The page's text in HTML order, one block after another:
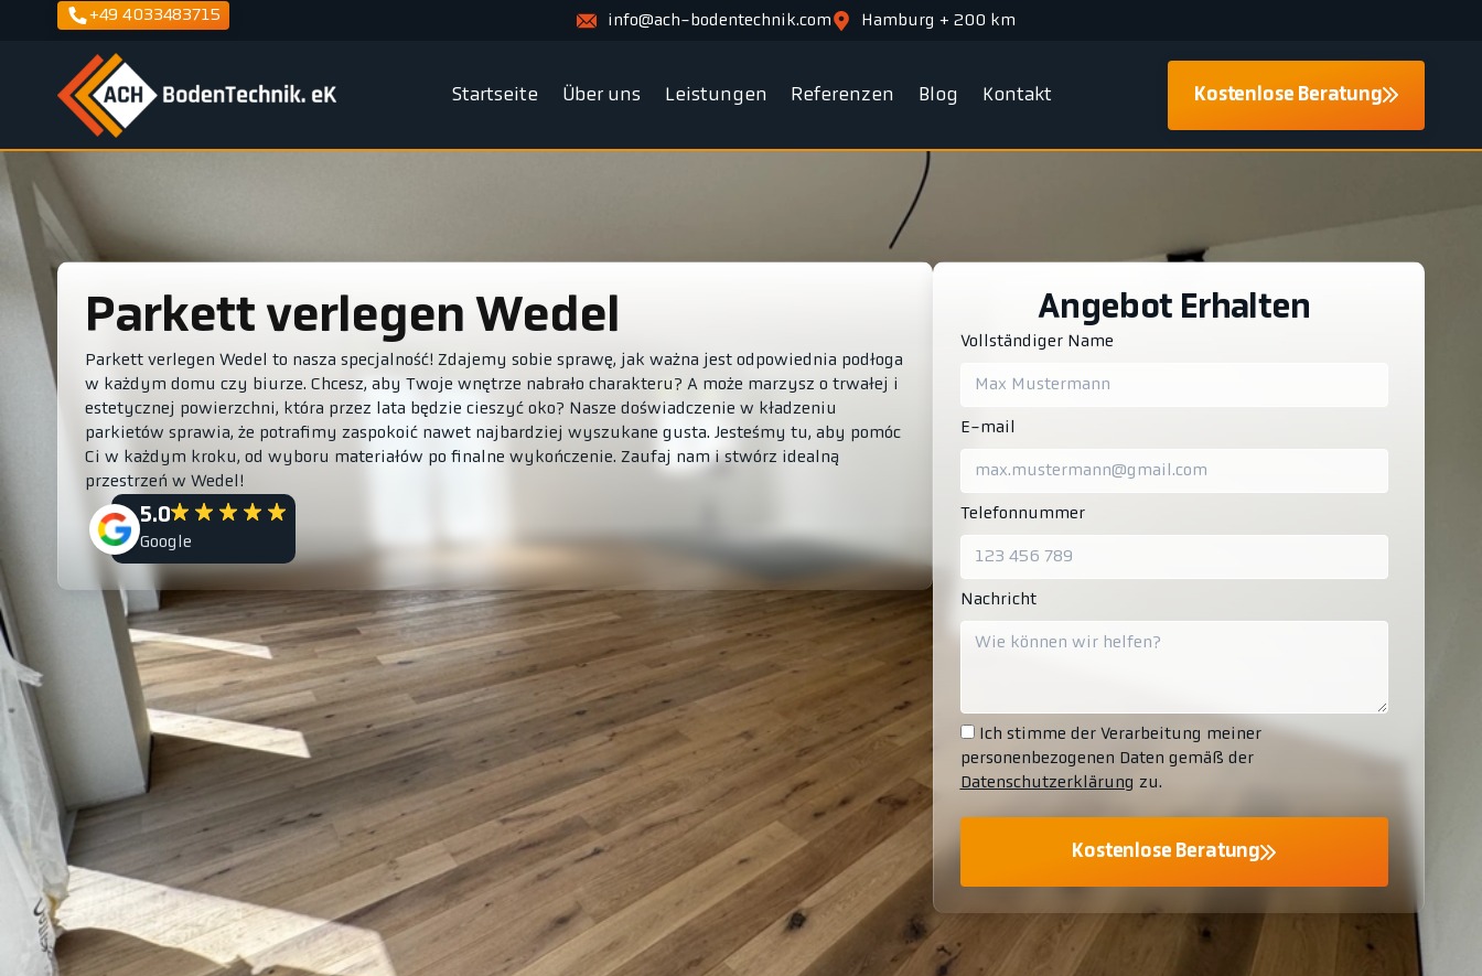
+49 4033483715 info@ach-bodentechnik.com Hamburg + 200 km
Startseite Über uns Leistungen Referenzen Blog Kontakt Kostenlose Beratung
Parkett verlegen Wedel
Parkett verlegen Wedel to nasza specjalność! Zdajemy sobie sprawę, jak ważna jest odpowiednia podłoga
w każdym domu czy biurze. Chcesz, aby Twoje wnętrze nabrało charakteru? A może marzysz o trwałej i
estetycznej powierzchni, która przez lata będzie cieszyć oko? Nasze doświadczenie w kładzeniu
parkietów sprawia, że potrafimy zaspokoić nawet najbardziej wyszukane gusta. Jesteśmy tu, aby pomóc
Ci w każdym kroku, od wyboru materiałów po finalne wykończenie. Zaufaj nam i stwórz idealną
przestrzeń w Wedel!
5.0
Google
Angebot Erhalten
Vollständiger Name
E-mail
Telefonnummer
Nachricht
Ich stimme der Verarbeitung meiner
personenbezogenen Daten gemäß der
Datenschutzerklärung zu.
Kostenlose Beratung